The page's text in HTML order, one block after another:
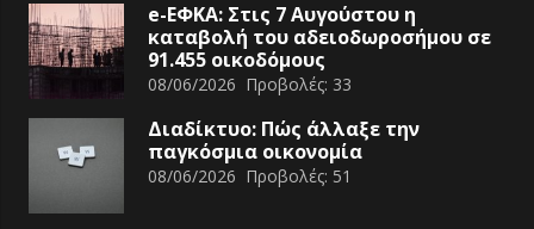
e-ΕΦΚΑ: Στις 7 Αυγούστου η
καταβολή του αδειοδωροσήμου σε
91.455 οικοδόμους
08/06/2026 Προβολές: 33
Διαδίκτυο: Πώς άλλαξε την
παγκόσμια οικονομία
08/06/2026 Προβολές: 51